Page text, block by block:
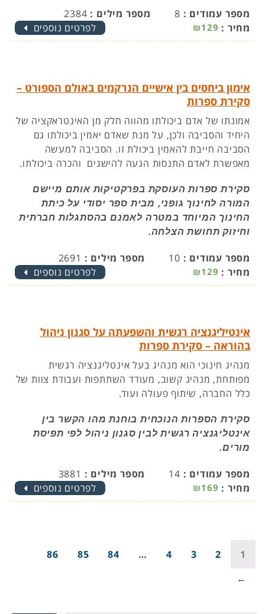
מספר עמודים : 8 מספר מילים : 2384
מחיר : ₪129 לפרטים נוספים
אימון ביחסים בין אישיים הנרקמים באולם הספורט –
סקירת ספרות
אמונתו של אדם ביכולתו מהווה חלק מן האינטראקציה של
היחיד והסביבה ולכן, על מנת שאדם יאמין ביכולתו גם
הסביבה חייבת להאמין ביכולת זו. הסביבה למעשה
מאפשרת לאדם התנסות הגעה להישגים והכרה ביכולתו.
סקירת ספרות העוסקת בפרקטיקות אותם מיישם
המורה לחינוך גופני, מבית ספר יסודי על כיתת
החינוך המיוחד במטרה לאמנם בהסתגלות חברתית
וחיזוק תחושת הצלחה.
מספר עמודים : 10 מספר מילים : 2691
מחיר : ₪129 לפרטים נוספים
אינטיליגנציה רגשית והשפעתה על סגנון ניהול
בהוראה – סקירת ספרות
מנהיג חינוכי הוא מנהיג בעל אינטליגנציה רגשית
מפותחת, מנהיג קשוב, מעודד השתתפות ועבודת צוות של
כלל החברה, שיתוף פעולה ועוד.
סקירת הספרות הנוכחית בוחנת מהו הקשר בין
אינטליגנציה רגשית לבין סגנון ניהול לפי תפיסת
מורים.
מספר עמודים : 14 מספר מילים : 3881
מחיר : ₪169 לפרטים נוספים
1
2
3
4
…
84
85
86
→